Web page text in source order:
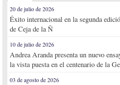
20 de julio de 2026
Éxito internacional en la segunda
de Ceja de la Ñ
10 de julio de 2026
Andrea Aranda presenta un nuevo
la vista puesta en el centenario de la
03 de agosto de 2026